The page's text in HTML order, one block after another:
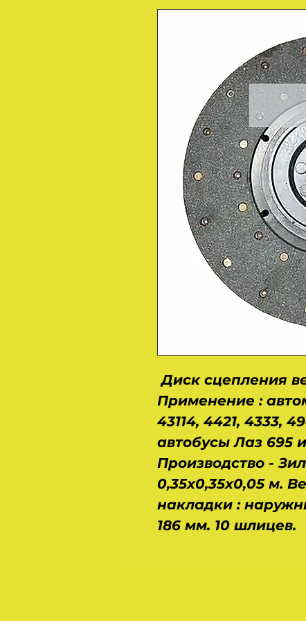
Диск сцепления
Применение :
43114, 4421, 4333,
автобусы Лаз 695
Производство -
0,35х0,35х0,05 м.
накладки :
186 мм. 10 шлицев.